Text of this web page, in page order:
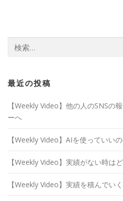
シ
索:
最近の投稿
【Weekly Video】他の人のSNSの
ーへ
【Weekly Video】AIを使っていい
【Weekly Video】実績がない時は
【Weekly Video】実績を積んでい